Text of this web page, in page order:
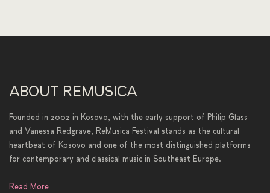
ABOUT REMUSICA
Founded in 2002 in Kosovo, with the early support of Philip Glass
and Vanessa Redgrave, ReMusica Festival stands as the cultural
heartbeat of Kosovo and one of the most distinguished platforms
for contemporary and classical music in Southeast Europe.
Read More